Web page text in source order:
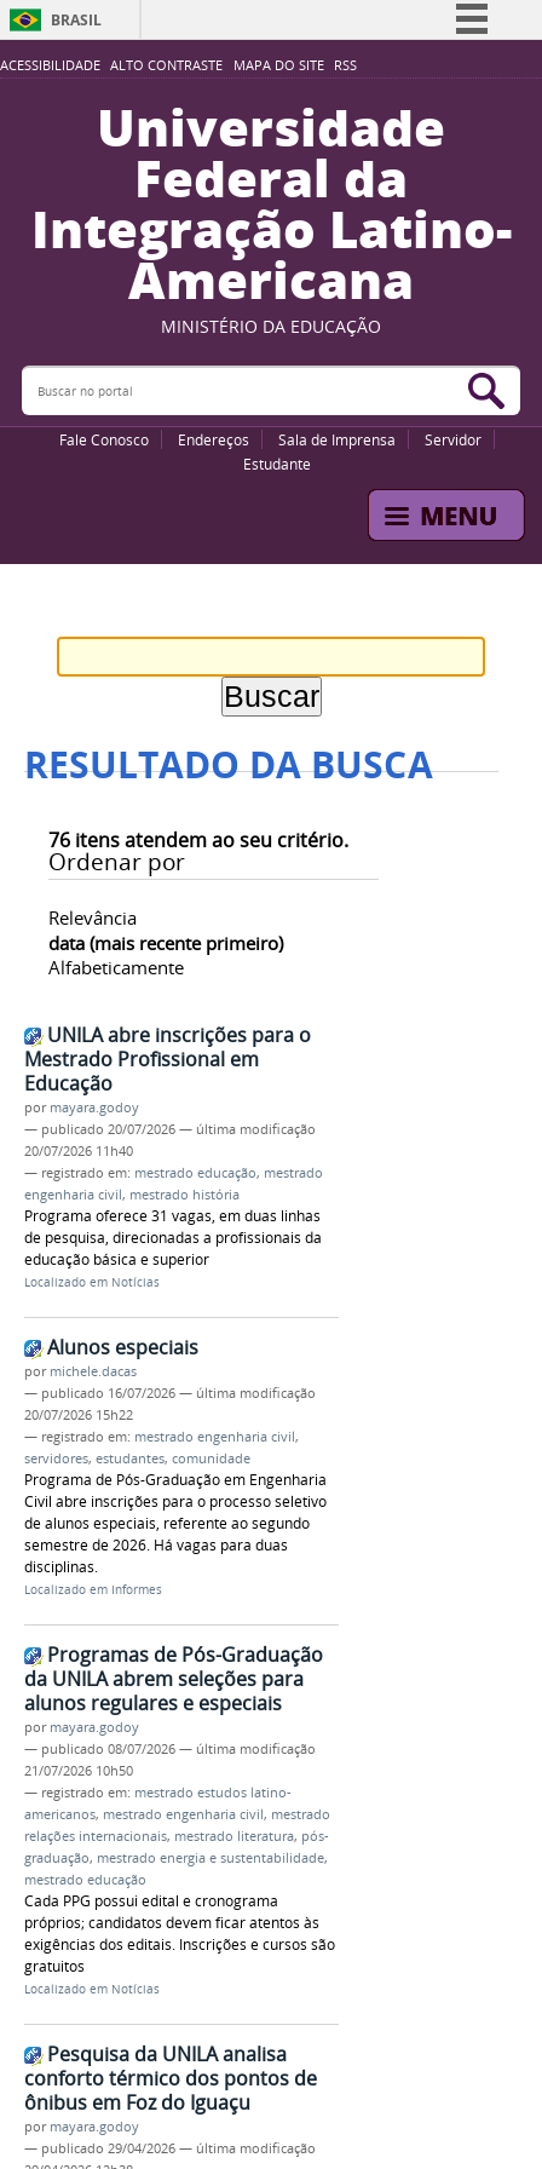
ACESSIBILIDADE ALTO CONTRASTE MAPA DO SITE RSS
BRASIL
Simplifique!
Participe
Acesso à informação
Legislação
Canais
Universidade
Federal da
Integração Latino-
Americana
MINISTÉRIO DA EDUCAÇÃO
Buscar no portal
Fale Conosco Endereços Sala de Imprensa
Servidor
Estudante
RESULTADO DA BUSCA
76 itens atendem ao seu critério.
Ordenar por
Relevância
data (mais recente primeiro)
Alfabeticamente
UNILA abre inscrições para o
Mestrado Profissional em
Educação
por mayara.godoy
— publicado 20/07/2026 — última modificação
20/07/2026 11h40
— registrado em: mestrado educação, mestrado
engenharia civil, mestrado história
Programa oferece 31 vagas, em duas linhas
de pesquisa, direcionadas a profissionais da
educação básica e superior
Localizado em Notícias
Alunos especiais
por michele.dacas
— publicado 16/07/2026 — última modificação
20/07/2026 15h22
— registrado em: mestrado engenharia civil,
servidores, estudantes, comunidade
Programa de Pós-Graduação em Engenharia
Civil abre inscrições para o processo seletivo
de alunos especiais, referente ao segundo
semestre de 2026. Há vagas para duas
disciplinas.
Localizado em Informes
Programas de Pós-Graduação
da UNILA abrem seleções para
alunos regulares e especiais
por mayara.godoy
— publicado 08/07/2026 — última modificação
21/07/2026 10h50
— registrado em: mestrado estudos latino-
americanos, mestrado engenharia civil, mestrado
relações internacionais, mestrado literatura, pós-
graduação, mestrado energia e sustentabilidade,
mestrado educação
Cada PPG possui edital e cronograma
próprios; candidatos devem ficar atentos às
exigências dos editais. Inscrições e cursos são
gratuitos
Localizado em Notícias
Pesquisa da UNILA analisa
conforto térmico dos pontos de
ônibus em Foz do Iguaçu
por mayara.godoy
— publicado 29/04/2026 — última modificação